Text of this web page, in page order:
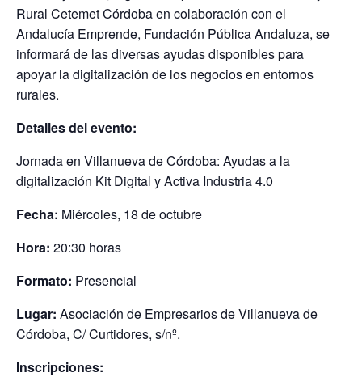
Rural Cetemet Córdoba en colaboración con el
Andalucía Emprende, Fundación Pública Andaluza, se
informará de las diversas ayudas disponibles para
apoyar la digitalización de los negocios en entornos
rurales.
Detalles del evento:
Jornada en Villanueva de Córdoba: Ayudas a la
digitalización Kit Digital y Activa Industria 4.0
Fecha: Miércoles, 18 de octubre
Hora: 20:30 horas
Formato: Presencial
Lugar: Asociación de Empresarios de Villanueva de
Córdoba, C/ Curtidores, s/nº.
Inscripciones: